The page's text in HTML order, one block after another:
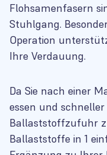
Flohsamenfasern
Stuhlgang.
Operation
Ihre Verdauung.
Da Sie nach einer
essen und
Ballaststoffzufuhr
Ballaststoffe in 1